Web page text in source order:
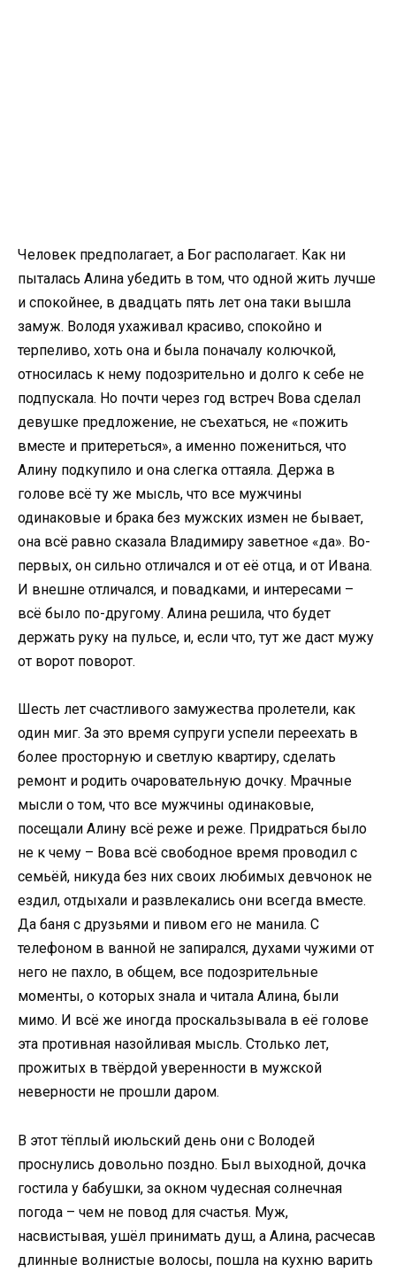
Человек предполагает, а Бог располагает. Как ни
пыталась Алина убедить в том, что одной жить лучше
и спокойнее, в двадцать пять лет она таки вышла
замуж. Володя ухаживал красиво, спокойно и
терпеливо, хоть она и была поначалу колючкой,
относилась к нему подозрительно и долго к себе не
подпускала. Но почти через год встреч Вова сделал
девушке предложение, не съехаться, не «пожить
вместе и притереться», а именно пожениться, что
Алину подкупило и она слегка оттаяла. Держа в
голове всё ту же мысль, что все мужчины
одинаковые и брака без мужских измен не бывает,
она всё равно сказала Владимиру заветное «да». Во-
первых, он сильно отличался и от её отца, и от Ивана.
И внешне отличался, и повадками, и интересами –
всё было по-другому. Алина решила, что будет
держать руку на пульсе, и, если что, тут же даст мужу
от ворот поворот.
Шесть лет счастливого замужества пролетели, как
один миг. За это время супруги успели переехать в
более просторную и светлую квартиру, сделать
ремонт и родить очаровательную дочку. Мрачные
мысли о том, что все мужчины одинаковые,
посещали Алину всё реже и реже. Придраться было
не к чему – Вова всё свободное время проводил с
семьёй, никуда без них своих любимых девчонок не
ездил, отдыхали и развлекались они всегда вместе.
Да баня с друзьями и пивом его не манила. С
телефоном в ванной не запирался, духами чужими от
него не пахло, в общем, все подозрительные
моменты, о которых знала и читала Алина, были
мимо. И всё же иногда проскальзывала в её голове
эта противная назойливая мысль. Столько лет,
прожитых в твёрдой уверенности в мужской
неверности не прошли даром.
В этот тёплый июльский день они с Володей
проснулись довольно поздно. Был выходной, дочка
гостила у бабушки, за окном чудесная солнечная
погода – чем не повод для счастья. Муж,
насвистывая, ушёл принимать душ, а Алина, расчесав
длинные волнистые волосы, пошла на кухню варить